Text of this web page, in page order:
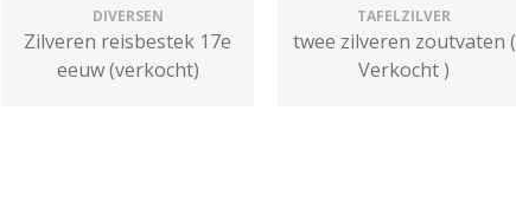
DIVERSEN
Zilveren reisbestek 17e
eeuw (verkocht)
TAFELZILVER
twee zilveren zoutvaten (
Verkocht )